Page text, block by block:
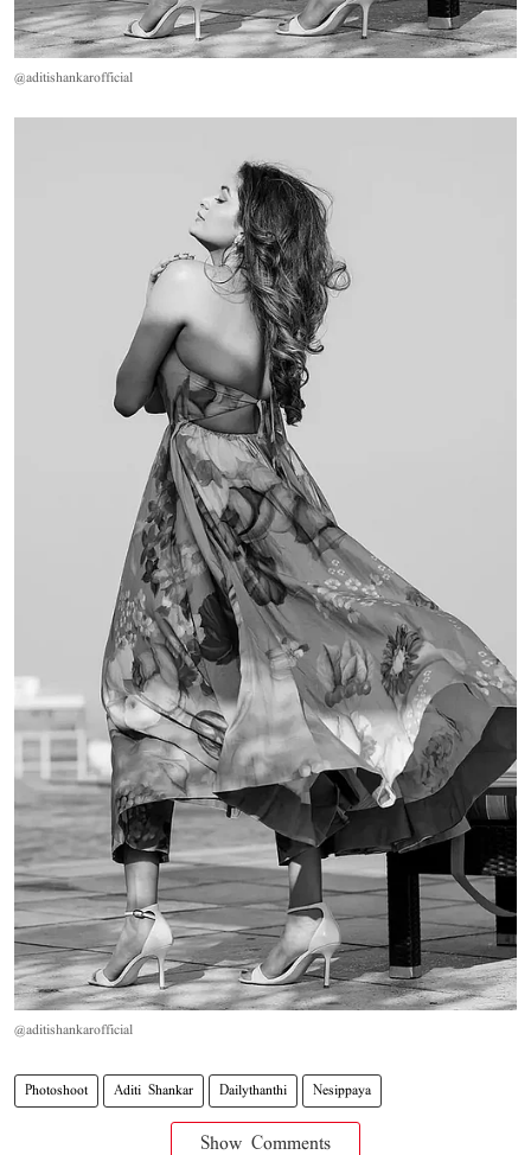
@aditishankarofficial
@aditishankarofficial
Photoshoot Aditi Shankar Dailythanthi Nesippaya
Show Comments